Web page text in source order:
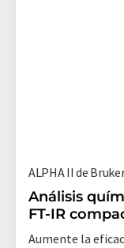
ALPHA II de
Análisis
FT-IR
Aumente la